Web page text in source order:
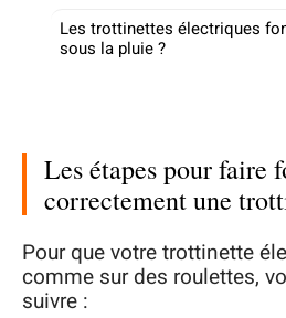
Les trottinettes électriques
sous la pluie ?
Les étapes pour faire
correctement une
Pour que votre trottinette
comme sur des roulettes,
suivre :